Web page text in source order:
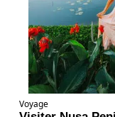
Voyage